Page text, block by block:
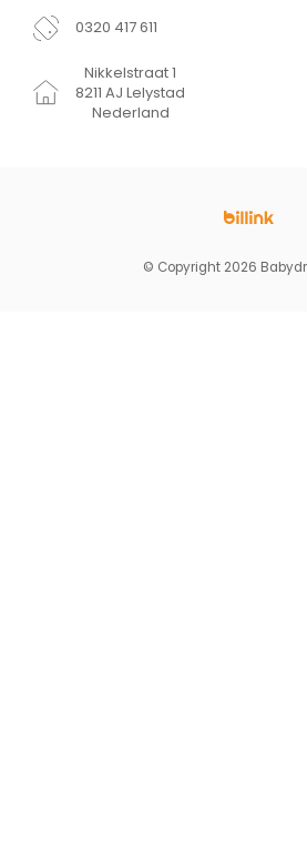
0320 417 611
Nikkelstraat 1
8211 AJ Lelystad
Nederland
© Copyright 2026